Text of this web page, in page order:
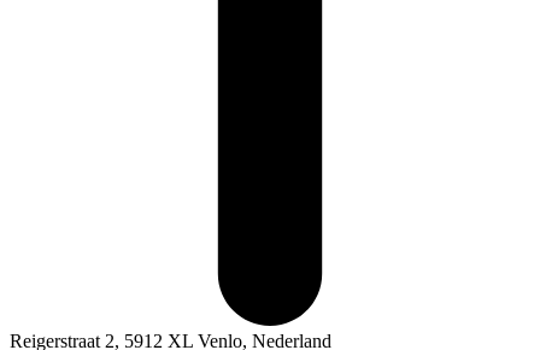
Reigerstraat 2, 5912 XL Venlo, Nederland